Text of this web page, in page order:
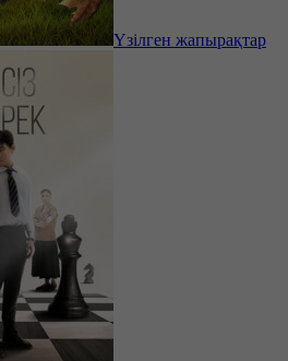
Үзілген жапырақтар